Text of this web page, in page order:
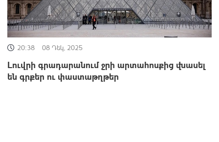
20:38 08 Դեկ, 2025
Լուվրի գրադարանում ջրի արտահոսքից վնասել
են գրքեր ու փաստաթղթեր